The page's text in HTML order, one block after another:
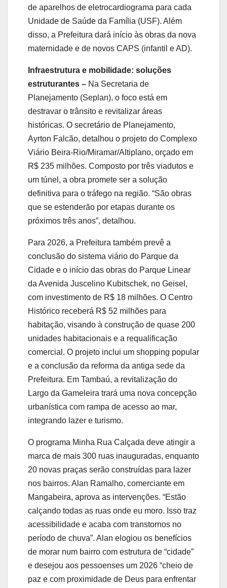
de aparelhos de eletrocardiograma para cada
Unidade de Saúde da Família (USF). Além
disso, a Prefeitura dará início às obras da nova
maternidade e de novos CAPS (infantil e AD).
Infraestrutura e mobilidade: soluções
estruturantes – Na Secretaria de
Planejamento (Seplan), o foco está em
destravar o trânsito e revitalizar áreas
históricas. O secretário de Planejamento,
Ayrton Falcão, detalhou o projeto do Complexo
Viário Beira-Rio/Miramar/Altiplano, orçado em
R$ 235 milhões. Composto por três viadutos e
um túnel, a obra promete ser a solução
definitiva para o tráfego na região. “São obras
que se estenderão por etapas durante os
próximos três anos”, detalhou.
Para 2026, a Prefeitura também prevê a
conclusão do sistema viário do Parque da
Cidade e o início das obras do Parque Linear
da Avenida Juscelino Kubitschek, no Geisel,
com investimento de R$ 18 milhões. O Centro
Histórico receberá R$ 52 milhões para
habitação, visando à construção de quase 200
unidades habitacionais e a requalificação
comercial. O projeto inclui um shopping popular
e a conclusão da reforma da antiga sede da
Prefeitura. Em Tambaú, a revitalização do
Largo da Gameleira trará uma nova concepção
urbanística com rampa de acesso ao mar,
integrando lazer e turismo.
O programa Minha Rua Calçada deve atingir a
marca de mais 300 ruas inauguradas, enquanto
20 novas praças serão construídas para lazer
nos bairros. Alan Ramalho, comerciante em
Mangabeira, aprova as intervenções. “Estão
calçando todas as ruas onde eu moro. Isso traz
acessibilidade e acaba com transtornos no
período de chuva”. Alan elogiou os benefícios
de morar num bairro com estrutura de “cidade”
e desejou aos pessoenses um 2026 “cheio de
paz e com proximidade de Deus para enfrentar